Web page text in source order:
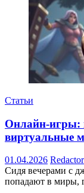
Статьи
Онлайн-игры:
виртуальные
01.04.2026 Redactor
Сидя вечерами с
попадают в миры,